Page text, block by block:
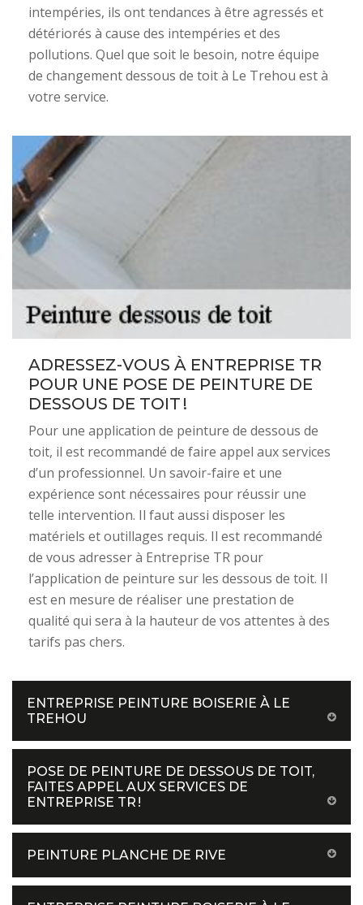
intempéries, ils ont tendances à être agressés et
détériorés à cause des intempéries et des
pollutions. Quel que soit le besoin, notre équipe
de changement dessous de toit à Le Trehou est à
votre service.
ADRESSEZ-VOUS À ENTREPRISE TR
POUR UNE POSE DE PEINTURE DE
DESSOUS DE TOIT !
Pour une application de peinture de dessous de
toit, il est recommandé de faire appel aux services
d’un professionnel. Un savoir-faire et une
expérience sont nécessaires pour réussir une
telle intervention. Il faut aussi disposer les
matériels et outillages requis. Il est recommandé
de vous adresser à Entreprise TR pour
l’application de peinture sur les dessous de toit. Il
est en mesure de réaliser une prestation de
qualité qui sera à la hauteur de vos attentes à des
tarifs pas chers.
ENTREPRISE PEINTURE BOISERIE À LE
TREHOU
POSE DE PEINTURE DE DESSOUS DE TOIT,
FAITES APPEL AUX SERVICES DE
ENTREPRISE TR !
PEINTURE PLANCHE DE RIVE